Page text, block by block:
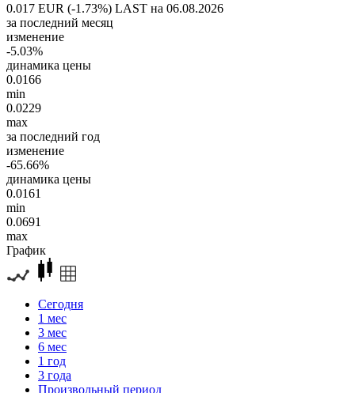
0.017 EUR (-1.73%) LAST на 06.08.2026
за последний месяц
изменение
-5.03%
динамика цены
0.0166
min
0.0229
max
за последний год
изменение
-65.66%
динамика цены
0.0161
min
0.0691
max
График
Сегодня
1 мес
3 мес
6 мес
1 год
3 года
Произвольный период